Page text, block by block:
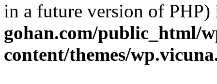
in a future version of
gohan.com/public_html/
content/themes/